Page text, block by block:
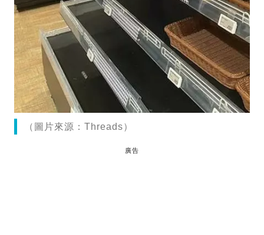
（圖片來源：Threads）
廣告